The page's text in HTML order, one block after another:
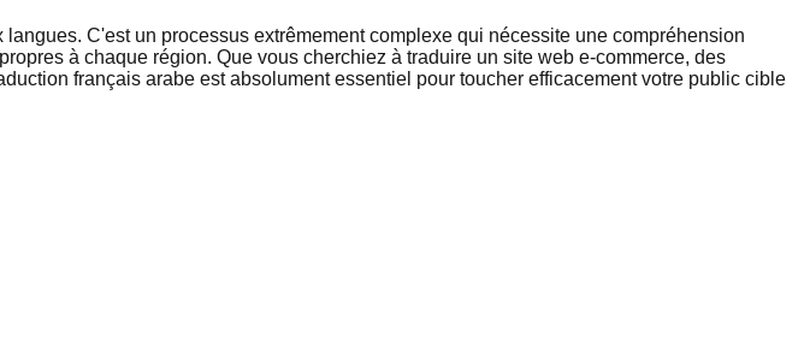
C'est un processus extrêmement complexe qui nécessite une compréhension
à chaque région. Que vous cherchiez à traduire un site web e-commerce, des
français arabe est absolument essentiel pour toucher efficacement votre public cible